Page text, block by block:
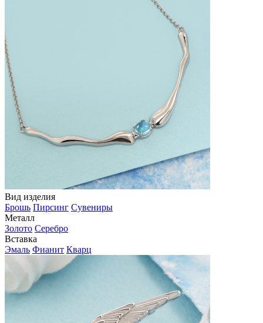
Вид изделия
Брошь Пирсинг Сувениры
Металл
Золото Серебро
Вставка
Эмаль Фианит Кварц